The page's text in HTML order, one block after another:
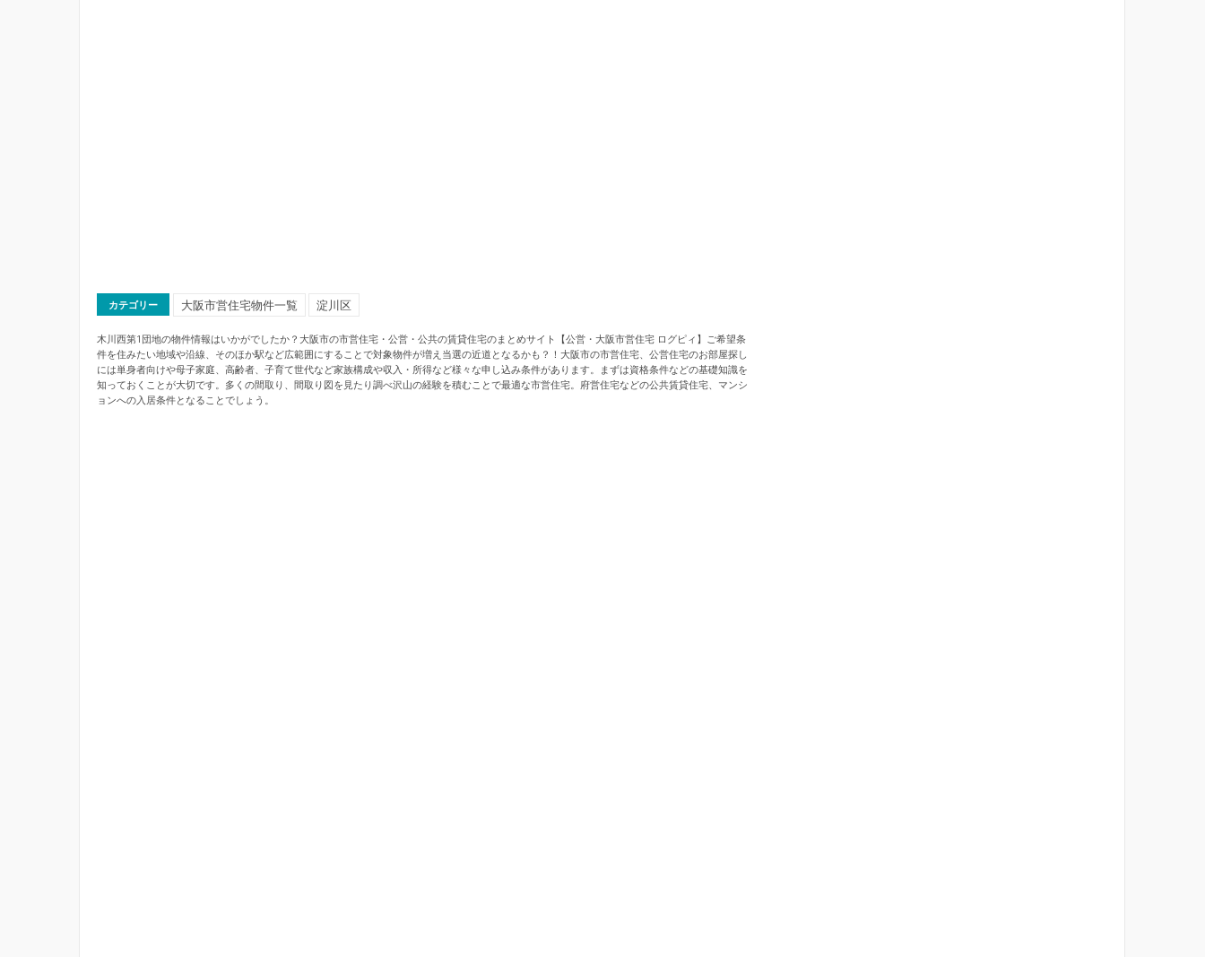
カテゴリー 大阪市営住宅物件一覧 淀川区
木川西第1団地の物件情報はいかがでしたか？大阪市の市営住宅・公営・公共の賃貸住宅のまとめサイト【公営・大阪市営住宅 ログピィ】ご希望条
件を住みたい地域や沿線、そのほか駅など広範囲にすることで対象物件が増え当選の近道となるかも？！大阪市の市営住宅、公営住宅のお部屋探し
には単身者向けや母子家庭、高齢者、子育て世代など家族構成や収入・所得など様々な申し込み条件があります。まずは資格条件などの基礎知識を
知っておくことが大切です。多くの間取り、間取り図を見たり調べ沢山の経験を積むことで最適な市営住宅。府営住宅などの公共賃貸住宅、マンシ
ョンへの入居条件となることでしょう。